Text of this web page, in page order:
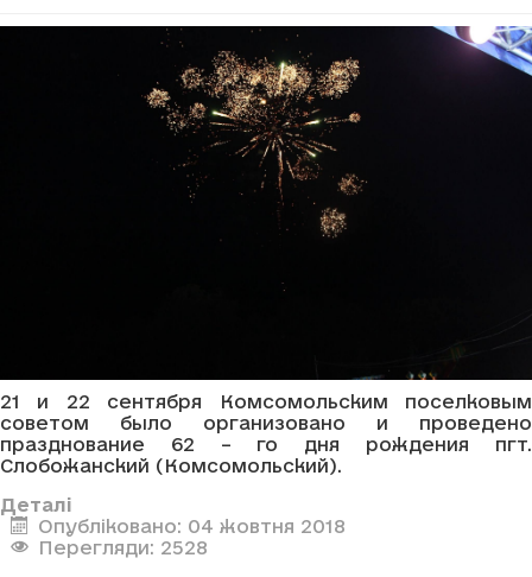
21 и 22 сентября Комсомольским поселковым
советом было организовано и проведено
празднование 62 – го дня рождения пгт.
Слобожанский (Комсомольский).
Деталі
Опубліковано: 04 жовтня 2018
Перегляди: 2528